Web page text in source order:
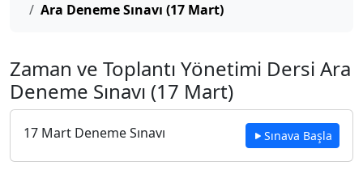
Ara Deneme Sınavı (17 Mart)
Zaman ve Toplantı Yönetimi Dersi Ara
Deneme Sınavı (17 Mart)
17 Mart Deneme Sınavı Sınava Başla